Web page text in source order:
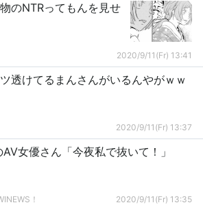
のNTRってもんを見せ
2020/9/11(Fr) 13:41
透けてるまんさんがいるんやがｗｗ
2020/9/11(Fr) 13:37
AV女優さん「今夜私で抜いて！」
！ 2020/9/11(Fr) 13:35